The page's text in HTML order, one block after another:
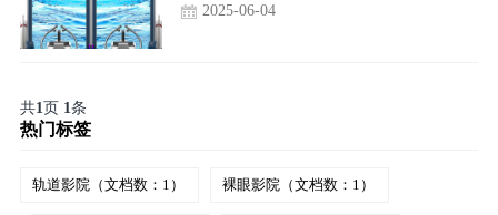
2025-06-04
共1页 1条
热门标签
轨道影院（文档数：1） 裸眼影院（文档数：1）